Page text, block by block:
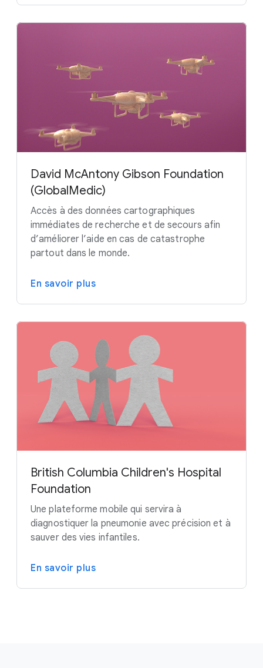
David McAntony Gibson Foundation
(GlobalMedic)
Accès à des données cartographiques
immédiates de recherche et de secours afin
d’améliorer l’aide en cas de catastrophe
partout dans le monde.
En savoir plus
British Columbia Children's Hospital
Foundation
Une plateforme mobile qui servira à
diagnostiquer la pneumonie avec précision et à
sauver des vies infantiles.
En savoir plus